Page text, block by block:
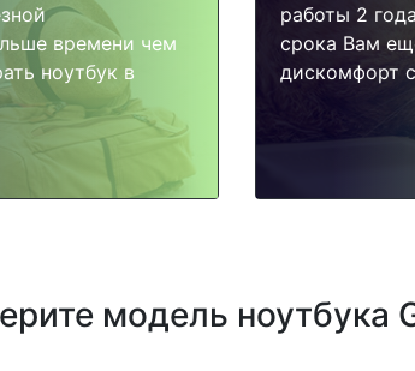
времени чем
ноутбук в
работы 2
срока Вам
дискомфорт
модель ноутбука